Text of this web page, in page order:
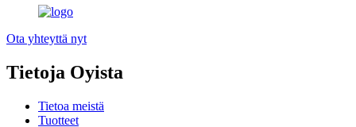
Ota yhteyttä nyt
Tietoja Oyista
Tietoa meistä
Tuotteet